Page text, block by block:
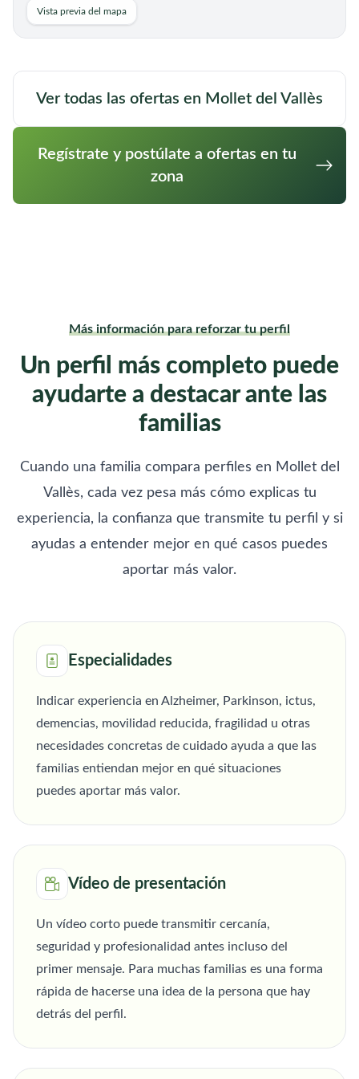
personas mayores en Castellar
del Vallès, Barcelona
Vallès,
por la mañana haciendo la compra recogiendo la casa
preparando la comida y luego otra vez por la noche.
Ver oferta completa
Vista previa del mapa
Ver todas las ofertas en Mollet del Vallès
Regístrate y postúlate a ofertas en tu
zona
Más información para reforzar tu perfil
Un perfil más completo puede
ayudarte a destacar ante las
familias
Cuando una familia compara perfiles en Mollet del
Vallès, cada vez pesa más cómo explicas tu
experiencia, la confianza que transmite tu perfil y si
ayudas a entender mejor en qué casos puedes
aportar más valor.
Especialidades
Indicar experiencia en Alzheimer, Parkinson, ictus,
demencias, movilidad reducida, fragilidad u otras
necesidades concretas de cuidado ayuda a que las
familias entiendan mejor en qué situaciones
puedes aportar más valor.
Vídeo de presentación
Un vídeo corto puede transmitir cercanía,
seguridad y profesionalidad antes incluso del
primer mensaje. Para muchas familias es una forma
rápida de hacerse una idea de la persona que hay
detrás del perfil.